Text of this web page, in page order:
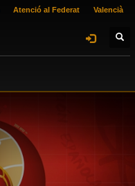
Atenció al Federat Valencià